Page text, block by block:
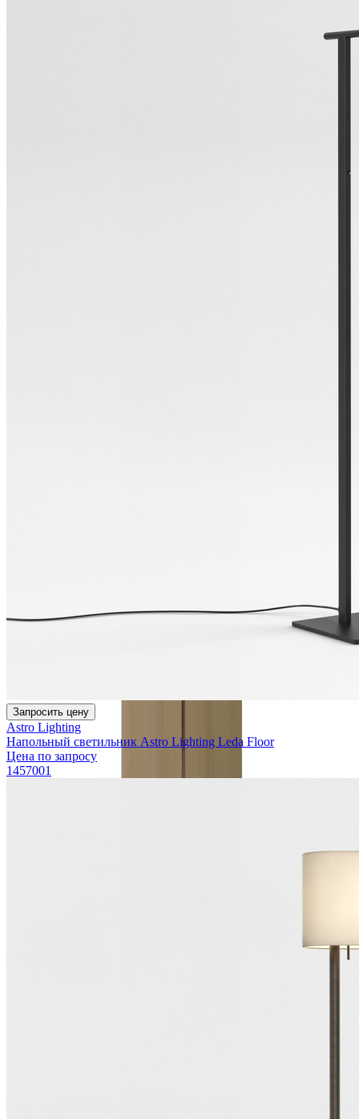
Запросить цену
Astro Lighting
Напольный светильник Astro Lighting Leda Floor
Цена по запросу
1457001